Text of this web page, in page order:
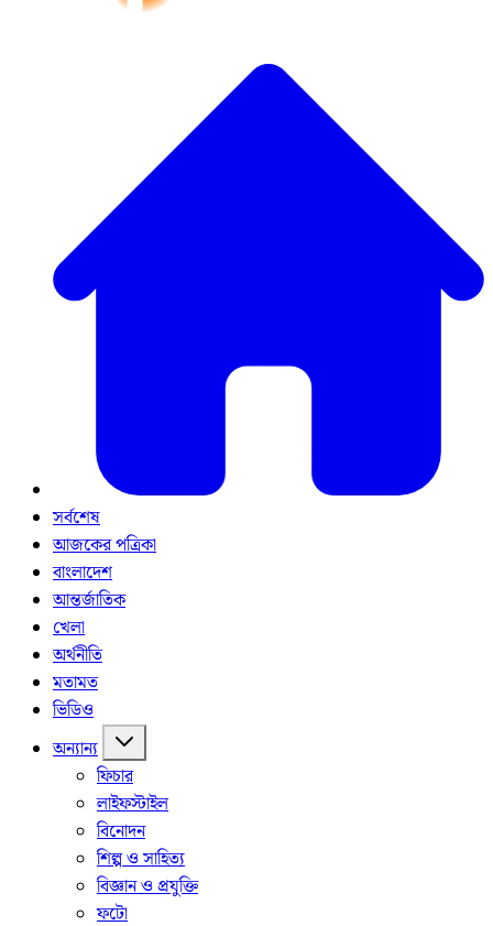
সর্বশেষ
আজকের পত্রিকা
বাংলাদেশ
আন্তর্জাতিক
খেলা
অর্থনীতি
মতামত
ভিডিও
অন্যান্য
ফিচার
লাইফস্টাইল
বিনোদন
শিল্প ও সাহিত্য
বিজ্ঞান ও প্রযুক্তি
ফটো